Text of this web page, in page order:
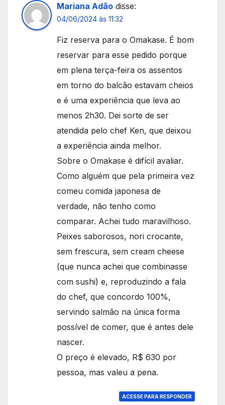
Mariana Adão disse:
04/06/2024 às 11:32
Fiz reserva para o Omakase. É bom
reservar para esse pedido porque
em plena terça-feira os assentos
em torno do balcão estavam cheios
e é uma experiência que leva ao
menos 2h30. Dei sorte de ser
atendida pelo chef Ken, que deixou
a experiência ainda melhor.
Sobre o Omakase é difícil avaliar.
Como alguém que pela primeira vez
comeu comida japonesa de
verdade, não tenho como
comparar. Achei tudo maravilhoso.
Peixes saborosos, nori crocante,
sem frescura, sem cream cheese
(que nunca achei que combinasse
com sushi) e, reproduzindo a fala
do chef, que concordo 100%,
servindo salmão na única forma
possível de comer, que é antes dele
nascer.
O preço é elevado, R$ 630 por
pessoa, mas valeu a pena.
ACESSE PARA RESPONDER